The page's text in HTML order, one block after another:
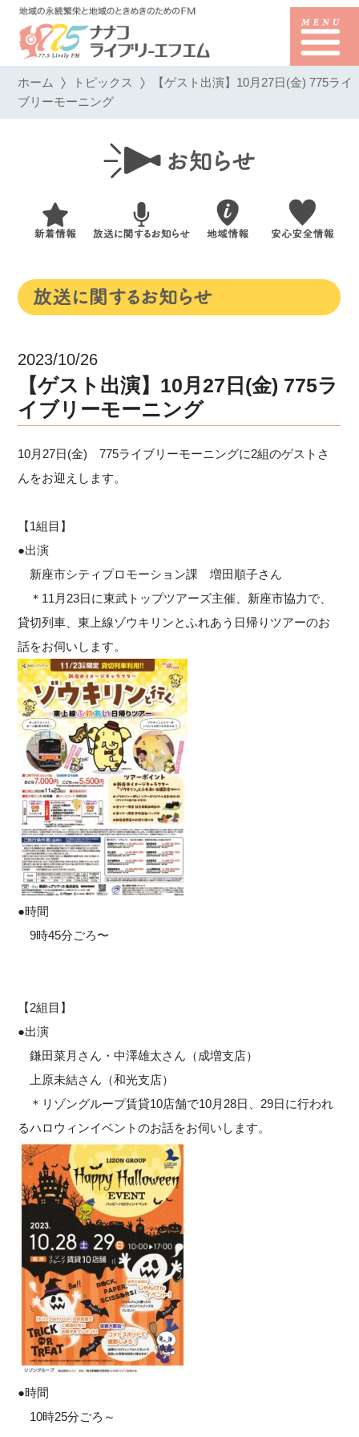
ホーム トピックス 【ゲスト出演】10月27日(金) 775ライ
ブリーモーニング
2023/10/26
【ゲスト出演】10月27日(金) 775ラ
イブリーモーニング
10月27日(金) 775ライブリーモーニングに2組のゲストさ
んをお迎えします。
【1組目】
●出演
新座市シティプロモーション課 増田順子さん
＊11月23日に東武トップツアーズ主催、新座市協力で、
貸切列車、東上線ゾウキリンとふれあう日帰りツアーのお
話をお伺いします。
●時間
9時45分ごろ〜
【2組目】
●出演
鎌田菜月さん・中澤雄太さん（成増支店）
上原未結さん（和光支店）
＊リゾングループ賃貸10店舗で10月28日、29日に行われ
るハロウィンイベントのお話をお伺いします。
●時間
10時25分ごろ～